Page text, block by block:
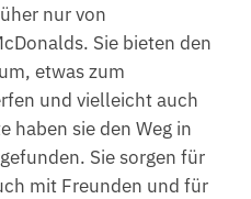
nur von
Sie bieten den
etwas zum
und vielleicht auch
haben sie den Weg in
Sie sorgen für
mit Freunden und für